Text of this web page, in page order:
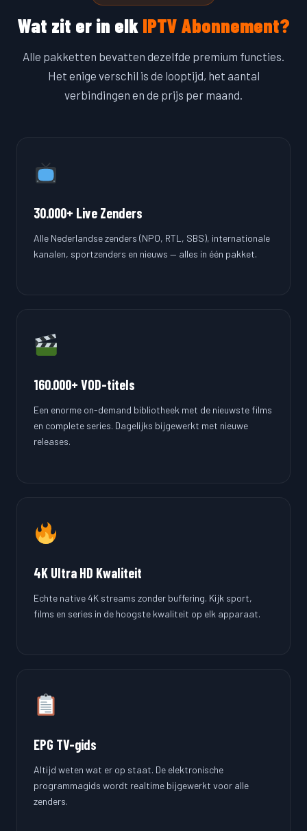
Wat zit er in elk IPTV Abonnement?
Alle pakketten bevatten dezelfde premium functies.
Het enige verschil is de looptijd, het aantal
verbindingen en de prijs per maand.
30.000+ Live Zenders
Alle Nederlandse zenders (NPO, RTL, SBS), internationale
kanalen, sportzenders en nieuws — alles in één pakket.
160.000+ VOD-titels
Een enorme on-demand bibliotheek met de nieuwste films
en complete series. Dagelijks bijgewerkt met nieuwe
releases.
4K Ultra HD Kwaliteit
Echte native 4K streams zonder buffering. Kijk sport,
films en series in de hoogste kwaliteit op elk apparaat.
EPG TV-gids
Altijd weten wat er op staat. De elektronische
programmagids wordt realtime bijgewerkt voor alle
zenders.